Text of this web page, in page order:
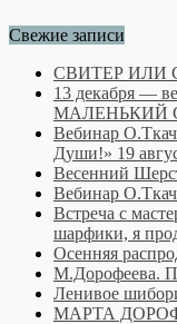
Свежие записи
СВИТЕР ИЛИ
13 декабря —
МАЛЕНЬКИЙ
Вебинар
Души!» 19
Весенний
Вебинар
Встреча с
шарфики, я
Осенняя
М.Дорофеева.
Ленивое
МАРТА